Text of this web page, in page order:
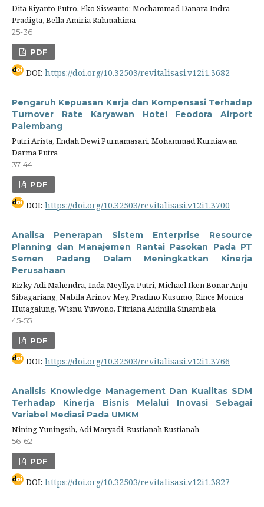
Dita Riyanto Putro, Eko Siswanto; Mochammad Danara Indra
Pradigta, Bella Amiria Rahmahima
25-36
PDF
DOI: https://doi.org/10.32503/revitalisasi.v12i1.3682
Pengaruh Kepuasan Kerja dan Kompensasi Terhadap
Turnover Rate Karyawan Hotel Feodora Airport
Palembang
Putri Arista, Endah Dewi Purnamasari, Mohammad Kurniawan
Darma Putra
37-44
PDF
DOI: https://doi.org/10.32503/revitalisasi.v12i1.3700
Analisa Penerapan Sistem Enterprise Resource
Planning dan Manajemen Rantai Pasokan Pada PT
Semen Padang Dalam Meningkatkan Kinerja
Perusahaan
Rizky Adi Mahendra, Inda Meyllya Putri, Michael Iken Bonar Anju
Sibagariang, Nabila Arinov Mey, Pradino Kusumo, Rince Monica
Hutagalung, Wisnu Yuwono, Fitriana Aidnilla Sinambela
45-55
PDF
DOI: https://doi.org/10.32503/revitalisasi.v12i1.3766
Analisis Knowledge Management Dan Kualitas SDM
Terhadap Kinerja Bisnis Melalui Inovasi Sebagai
Variabel Mediasi Pada UMKM
Nining Yuningsih, Adi Maryadi, Rustianah Rustianah
56-62
PDF
DOI: https://doi.org/10.32503/revitalisasi.v12i1.3827